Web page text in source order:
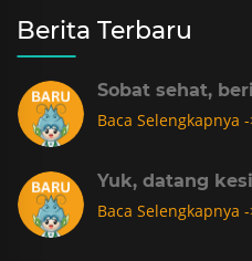
Berita Terbaru
Sobat sehat,
Baca Selengkapnya
Yuk, datang
Baca Selengkapnya